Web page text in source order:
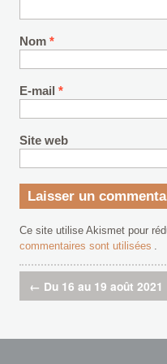
Nom *
E-mail *
Site web
Ce site utilise Akismet pour
commentaires sont utilisées
← Du 16 au 19 août 2021